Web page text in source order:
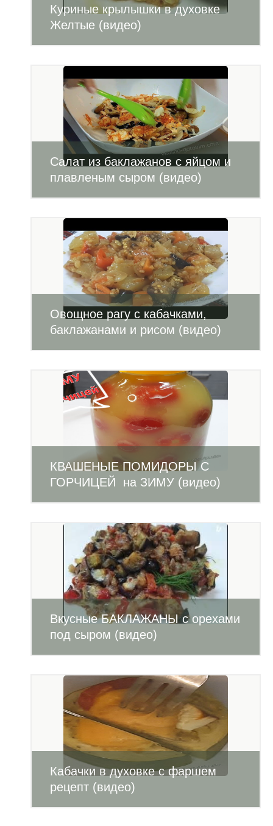
Куриные крылышки в духовке
Желтые (видео)
Салат из баклажанов с яйцом и
плавленым сыром (видео)
Овощное рагу с кабачками,
баклажанами и рисом (видео)
КВАШЕНЫЕ ПОМИДОРЫ С
ГОРЧИЦЕЙ на ЗИМУ (видео)
Вкусные БАКЛАЖАНЫ с орехами
под сыром (видео)
Кабачки в духовке с фаршем
рецепт (видео)